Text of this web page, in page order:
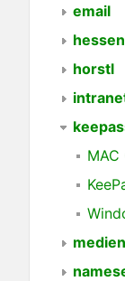
email
horstl
MAC